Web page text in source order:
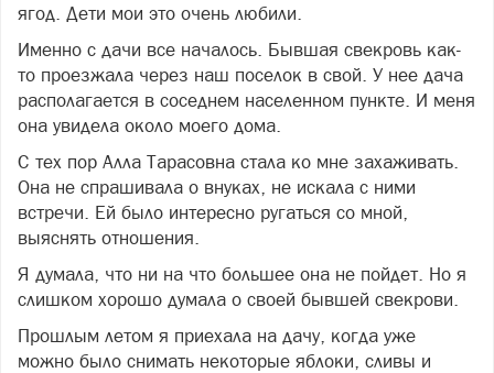
ягод. Дети мои это очень любили.
Именно с дачи все началось. Бывшая свекровь как-
то проезжала через наш поселок в свой. У нее дача
располагается в соседнем населенном пункте. И меня
она увидела около моего дома.
С тех пор Алла Тарасовна стала ко мне захаживать.
Она не спрашивала о внуках, не искала с ними
встречи. Ей было интересно ругаться со мной,
выяснять отношения.
Я думала, что ни на что большее она не пойдет. Но я
слишком хорошо думала о своей бывшей свекрови.
Прошлым летом я приехала на дачу, когда уже
можно было снимать некоторые яблоки, сливы и